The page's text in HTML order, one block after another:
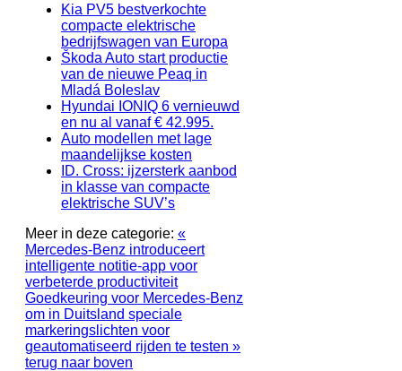
Kia PV5 bestverkochte
compacte elektrische
bedrijfswagen van Europa
Škoda Auto start productie
van de nieuwe Peaq in
Mladá Boleslav
Hyundai IONIQ 6 vernieuwd
en nu al vanaf € 42.995.
Auto modellen met lage
maandelijkse kosten
ID. Cross: ijzersterk aanbod
in klasse van compacte
elektrische SUV’s
Meer in deze categorie: «
Mercedes-Benz introduceert
intelligente notitie-app voor
verbeterde productiviteit
Goedkeuring voor Mercedes-Benz
om in Duitsland speciale
markeringslichten voor
geautomatiseerd rijden te testen »
terug naar boven